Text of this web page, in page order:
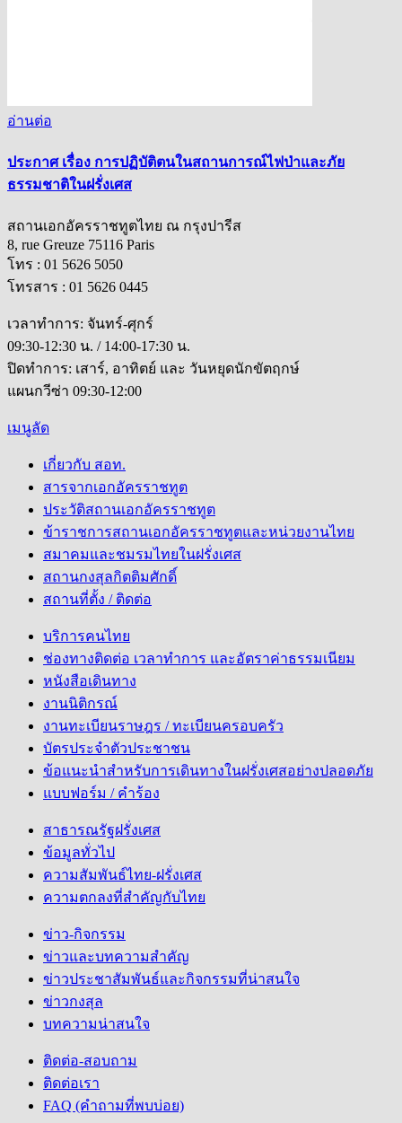
อ่านต่อ
ประกาศ เรื่อง การปฏิบัติตนในสถานการณ์ไฟป่าและภัย
ธรรมชาติในฝรั่งเศส
สถานเอกอัครราชทูตไทย ณ กรุงปารีส
8, rue Greuze 75116 Paris
โทร : 01 5626 5050
โทรสาร : 01 5626 0445
เวลาทำการ: จันทร์-ศุกร์
09:30-12:30 น. / 14:00-17:30 น.
ปิดทำการ: เสาร์, อาทิตย์ และ วันหยุดนักขัตฤกษ์
แผนกวีซ่า 09:30-12:00
เมนูลัด
เกี่ยวกับ สอท.
สารจากเอกอัครราชทูต
ประวัติสถานเอกอัครราชทูต
ข้าราชการสถานเอกอัครราชทูตและหน่วยงานไทย
สมาคมและชมรมไทยในฝรั่งเศส
สถานกงสุลกิตติมศักดิ์
สถานที่ตั้ง / ติดต่อ
บริการคนไทย
ช่องทางติดต่อ เวลาทำการ และอัตราค่าธรรมเนียม
หนังสือเดินทาง
งานนิติกรณ์
งานทะเบียนราษฎร / ทะเบียนครอบครัว
บัตรประจำตัวประชาชน
ข้อแนะนำสำหรับการเดินทางในฝรั่งเศสอย่างปลอดภัย
แบบฟอร์ม / คำร้อง
สาธารณรัฐฝรั่งเศส
ข้อมูลทั่วไป
ความสัมพันธ์ไทย-ฝรั่งเศส
ความตกลงที่สำคัญกับไทย
ข่าว-กิจกรรม
ข่าวและบทความสำคัญ
ข่าวประชาสัมพันธ์และกิจกรรมที่น่าสนใจ
ข่าวกงสุล
บทความน่าสนใจ
ติดต่อ-สอบถาม
ติดต่อเรา
FAQ (คำถามที่พบบ่อย)